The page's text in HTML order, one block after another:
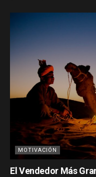
MOTIVACIÓN
El Vendedor Más